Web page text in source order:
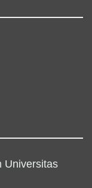
Universitas